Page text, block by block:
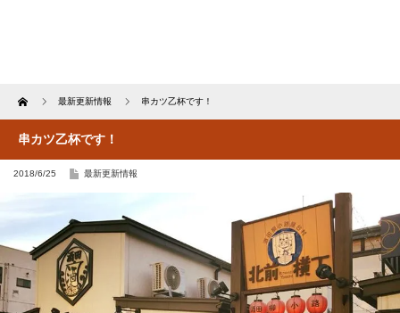
Home 最新更新情報 串カツ乙杯です！
串カツ乙杯です！
2018/6/25 最新更新情報